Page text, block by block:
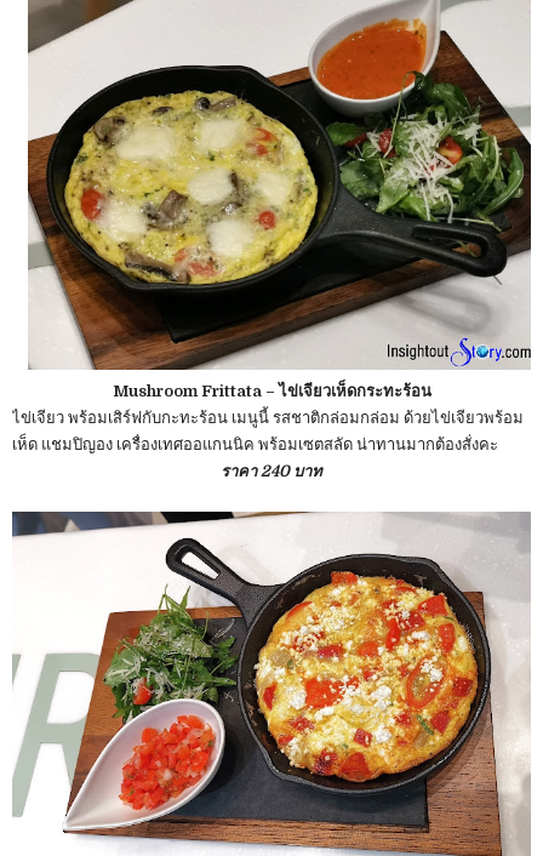
Mushroom Frittata – ไข่เจียวเห็ดกระทะร้อน
ไข่เจียว พร้อมเสิร์ฟกับกะทะร้อน เมนูนี้ รสชาติกล่อมกล่อม ด้วยไข่เจียวพร้อม
เห็ด แชมปิญอง เครื่องเทศออแกนนิค พร้อมเซตสลัด น่าทานมากต้องสั่งคะ
ราคา 240 บาท